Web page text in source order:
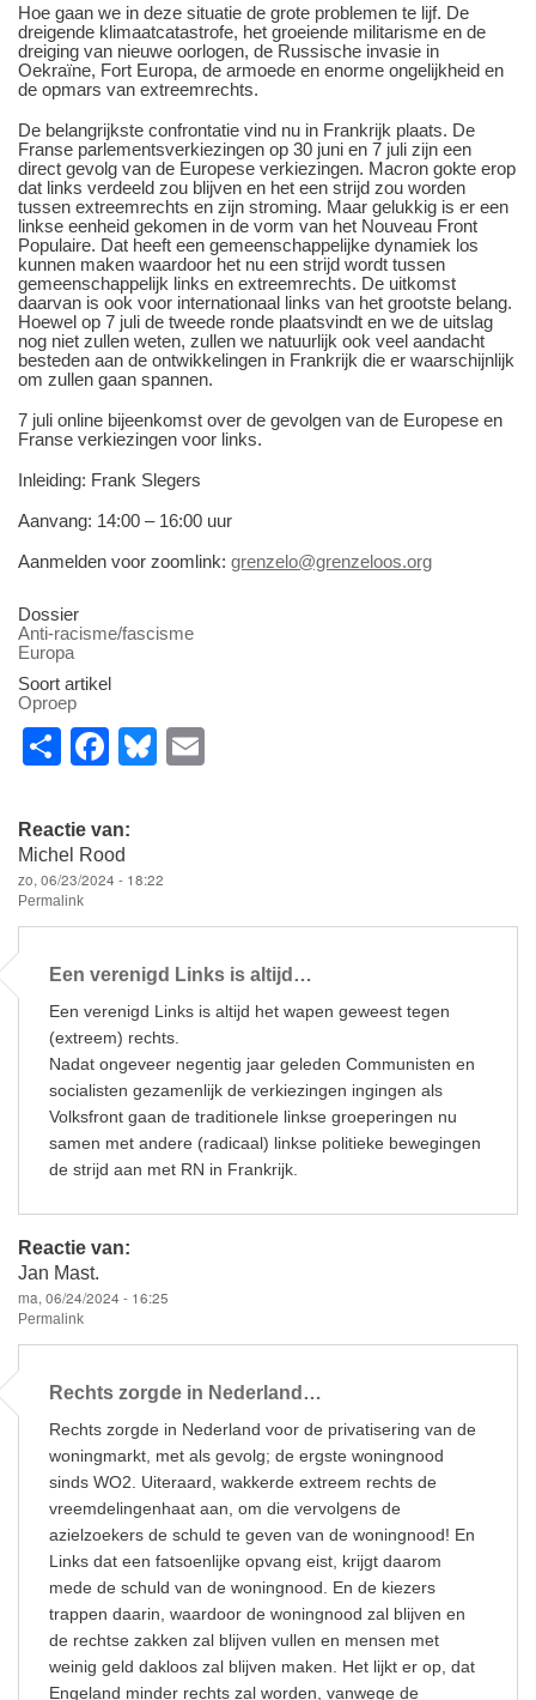
Hoe gaan we in deze situatie de grote problemen te lijf. De
dreigende klimaatcatastrofe, het groeiende militarisme en de
dreiging van nieuwe oorlogen, de Russische invasie in
Oekraïne, Fort Europa, de armoede en enorme ongelijkheid en
de opmars van extreemrechts.
De belangrijkste confrontatie vind nu in Frankrijk plaats. De
Franse parlementsverkiezingen op 30 juni en 7 juli zijn een
direct gevolg van de Europese verkiezingen. Macron gokte erop
dat links verdeeld zou blijven en het een strijd zou worden
tussen extreemrechts en zijn stroming. Maar gelukkig is er een
linkse eenheid gekomen in de vorm van het Nouveau Front
Populaire. Dat heeft een gemeenschappelijke dynamiek los
kunnen maken waardoor het nu een strijd wordt tussen
gemeenschappelijk links en extreemrechts. De uitkomst
daarvan is ook voor internationaal links van het grootste belang.
Hoewel op 7 juli de tweede ronde plaatsvindt en we de uitslag
nog niet zullen weten, zullen we natuurlijk ook veel aandacht
besteden aan de ontwikkelingen in Frankrijk die er waarschijnlijk
om zullen gaan spannen.
7 juli online bijeenkomst over de gevolgen van de Europese en
Franse verkiezingen voor links.
Inleiding: Frank Slegers
Aanvang: 14:00 – 16:00 uur
Aanmelden voor zoomlink: grenzelo@grenzeloos.org
Dossier
Anti-racisme/fascisme
Europa
Soort artikel
Oproep
S
ar
e
F
c
e
b
o
o
k
Bl
y
Reactie van:
Michel Rood
zo, 06/23/2024 - 18:22
Permalink
Een verenigd Links is altijd…
Een verenigd Links is altijd het wapen geweest tegen
(extreem) rechts.
Nadat ongeveer negentig jaar geleden Communisten en
socialisten gezamenlijk de verkiezingen ingingen als
Volksfront gaan de traditionele linkse groeperingen nu
samen met andere (radicaal) linkse politieke bewegingen
de strijd aan met RN in Frankrijk.
Reactie van:
Jan Mast.
ma, 06/24/2024 - 16:25
Permalink
Rechts zorgde in Nederland…
Rechts zorgde in Nederland voor de privatisering van de
woningmarkt, met als gevolg; de ergste woningnood
sinds WO2. Uiteraard, wakkerde extreem rechts de
vreemdelingenhaat aan, om die vervolgens de
azielzoekers de schuld te geven van de woningnood! En
Links dat een fatsoenlijke opvang eist, krijgt daarom
mede de schuld van de woningnood. En de kiezers
trappen daarin, waardoor de woningnood zal blijven en
de rechtse zakken zal blijven vullen en mensen met
weinig geld dakloos zal blijven maken. Het lijkt er op, dat
Engeland minder rechts zal worden, vanwege de